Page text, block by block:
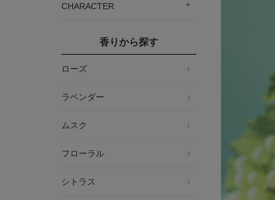
CHARACTER
香りから探す
ローズ
ラベンダー
ムスク
フローラル
シトラス